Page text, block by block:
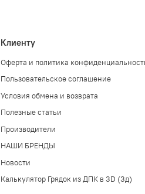
Клиенту
Оферта и политика
Пользовательское соглашение
Условия обмена и возврата
Полезные статьи
Производители
НАШИ БРЕНДЫ
Новости
Калькулятор Грядок из ДПК в 3D (3д)